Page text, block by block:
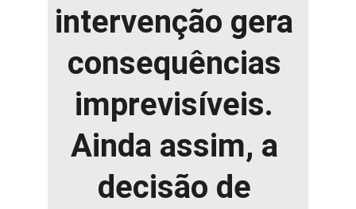
intervenção gera
consequências
imprevisíveis.
Ainda assim, a
decisão de